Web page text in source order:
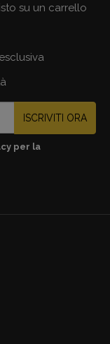
su un carrello
ISCRIVITI ORA
per la